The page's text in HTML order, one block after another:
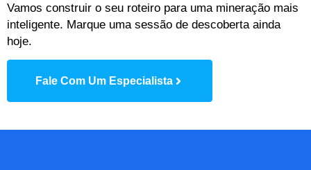
Vamos construir o seu roteiro para uma mineração mais
inteligente. Marque uma sessão de descoberta ainda
hoje.
Fale Com Um Especialista